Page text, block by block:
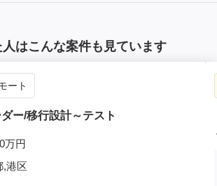
はこんな案件も見ています
ート
ー/移行設計～テスト
万円
,港区